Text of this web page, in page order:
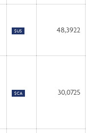
$US 48,3922
$CA 30,0725